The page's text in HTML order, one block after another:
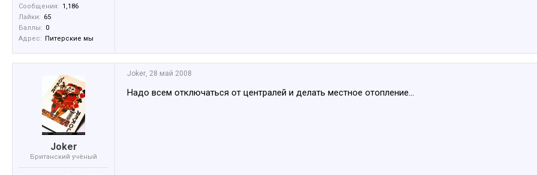
Сообщения: 1,186
Лайки: 65
Баллы: 0
Адрес: Питерские мы
Joker
Британский учёный
Joker, 28 май 2008
Надо всем отключаться от централей и делать местное отопление...